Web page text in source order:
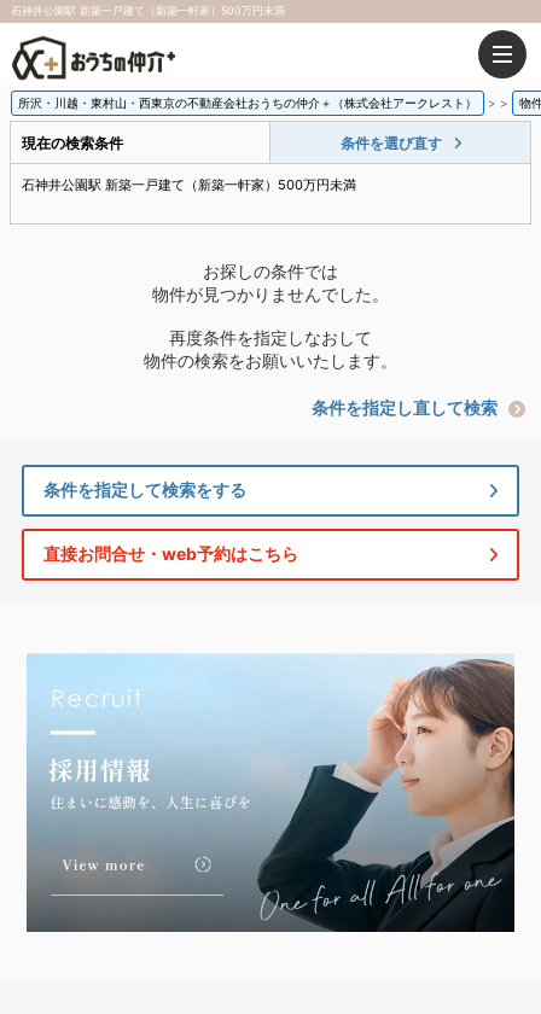
石神井公園駅 新築一戸建て（新築一軒家）500万円未満
所沢・川越・東村山・西東京の不動産会社おうちの仲介＋（株式会社アークレスト） > 物
現在の検索条件 条件を選び直す
石神井公園駅 新築一戸建て（新築一軒家）500万円未満
お探しの条件では
物件が見つかりませんでした。
再度条件を指定しなおして
物件の検索をお願いいたします。
条件を指定し直して検索
条件を指定して検索をする
直接お問合せ・web予約はこちら